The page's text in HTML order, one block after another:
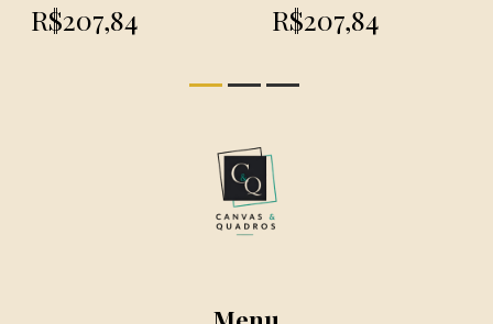
R$207,84 R$207,84